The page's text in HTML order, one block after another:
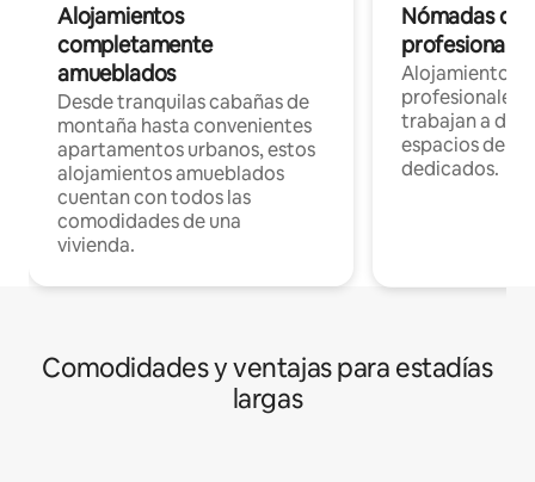
Alojamientos
completamente
amueblados
Desde tranquilas cabañas de
montaña hasta convenientes
apartamentos urbanos, estos
alojamientos amueblados
cuentan con todos las
comodidades de una
vivienda.
Nómadas
Alojamientos
profesionales
trabajan a
espacios de
dedicados.
Comodidades y ventajas para estadías
largas